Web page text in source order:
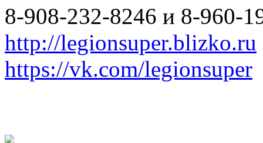
8-908-232-8246 и 8-960-
http://legionsuper.blizko.ru
https://vk.com/legionsuper